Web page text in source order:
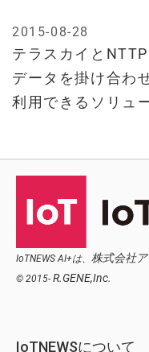
テラスカイと
データを掛け合わ
利用できるソリュ
2015-08-28
IoTNEWS AI+は、 株式会社
© 2015- R.GENE,Inc.
IoTNEWSについて